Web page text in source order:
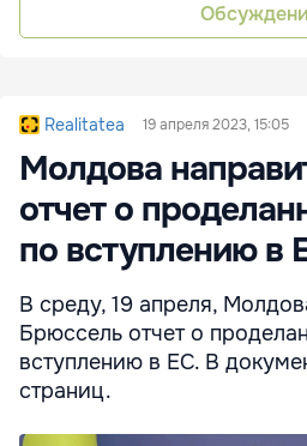
Realitatea 19 апреля 2023, 15:05
Молдова
отчет о
по вступлению в
В среду, 19 апреля,
Брюссель отчет о
вступлению в ЕС. В
страниц.